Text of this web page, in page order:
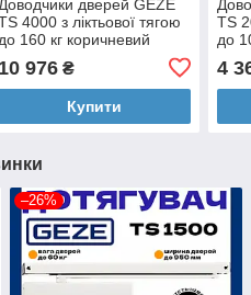
Доводчики дверей GEZE
4000 з ліктьової тягою
до 160 кг коричневий
10 976₴
Купити
TS
до
4
–26%